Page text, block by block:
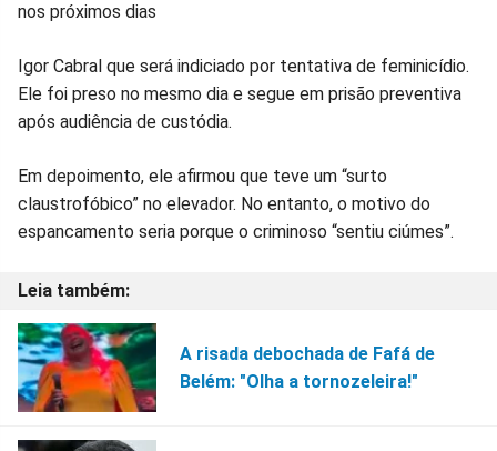
nos próximos dias
Igor Cabral que será indiciado por tentativa de feminicídio.
Ele foi preso no mesmo dia e segue em prisão preventiva
após audiência de custódia.
Em depoimento, ele afirmou que teve um “surto
claustrofóbico” no elevador. No entanto, o motivo do
espancamento seria porque o criminoso “sentiu ciúmes”.
A risada debochada de Fafá de
Belém: "Olha a tornozeleira!"